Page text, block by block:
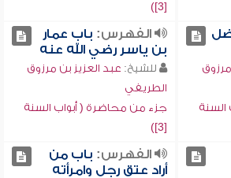
[3])
الفهرس: باب عمار
بن ياسر رضي الله عنه
للشيخ: عبد العزيز بن مرزوق
الطريفي
جزء من محاضرة ( أبواب السنة
[3])
الفهرس: باب من
أراد عتق رجل وامرأته